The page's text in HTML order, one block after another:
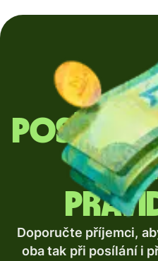
Posíláte
Doporučte příjemci,
oba tak při posílání i